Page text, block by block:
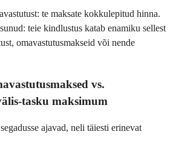
te maksate kokkulepitud hinna.
teie kindlustus katab enamiku sellest
omavastutusmakseid või nende
vs.
tasku maksimum
ajavad, neli täiesti erinevat